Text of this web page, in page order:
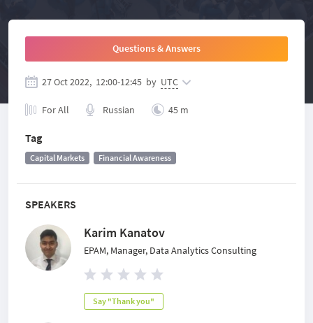
SPEAKERS
Karim Kanatov
EPAM, Manager, Data Analytics Consulting
Say "Thank you"
Questions & Answers
27 Oct 2022, 12:00-12:45 by UTC
For All Russian 45 m
Tag
Capital Markets Financial Awareness